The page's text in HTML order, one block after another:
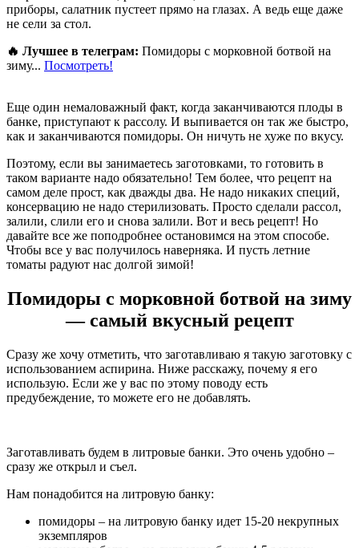
приборы, салатник пустеет прямо на глазах. А ведь еще даже
не сели за стол.
🔥 Лучшее в телеграм: Помидоры с морковной ботвой на
зиму... Посмотреть!
Еще один немаловажный факт, когда заканчиваются плоды в
банке, приступают к рассолу. И выпивается он так же быстро,
как и заканчиваются помидоры. Он ничуть не хуже по вкусу.
Поэтому, если вы занимаетесь заготовками, то готовить в
таком варианте надо обязательно! Тем более, что рецепт на
самом деле прост, как дважды два. Не надо никаких специй,
консервацию не надо стерилизовать. Просто сделали рассол,
залили, слили его и снова залили. Вот и весь рецепт! Но
давайте все же поподробнее остановимся на этом способе.
Чтобы все у вас получилось наверняка. И пусть летние
томаты радуют нас долгой зимой!
Помидоры с морковной ботвой на зиму
— самый вкусный рецепт
Сразу же хочу отметить, что заготавливаю я такую заготовку с
использованием аспирина. Ниже расскажу, почему я его
использую. Если же у вас по этому поводу есть
предубеждение, то можете его не добавлять.
Заготавливать будем в литровые банки. Это очень удобно –
сразу же открыл и съел.
Нам понадобится на литровую банку:
помидоры – на литровую банку идет 15-20 некрупных
экземпляров